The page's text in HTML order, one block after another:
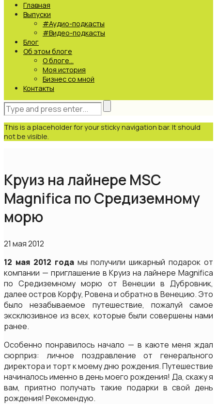
Главная
Выпуски
#Аудио-подкасты
#Видео-подкасты
Блог
Об этом блоге
О блоге…
Моя история
Бизнес со мной
Контакты
This is a placeholder for your sticky navigation bar. It should
not be visible.
Круиз на лайнере MSC
Magnifica по Средиземному
морю
21 мая 2012
12 мая 2012 годамы получили шикарный подарок от
компании — приглашение в Круиз на лайнере Magnifica
по Средиземному морю от Венеции в Дубровник,
далее остров Корфу, Ровена и обратно в Венецию. Это
было незабываемое путешествие, пожалуй самое
эксклюзивное из всех, которые были совершены нами
ранее.
Особенно понравилось начало — в каюте меня ждал
сюрприз: личное поздравление от генерального
директора и торт к моему дню рождения. Путешествие
начиналось именно в день моего рождения! Да, скажу я
вам, приятно получать такие подарки в свой день
рождения! Рекомендую.